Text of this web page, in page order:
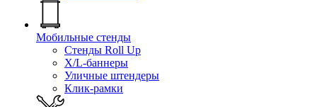
Мобильные стенды
Стенды Roll Up
X/L-баннеры
Уличные штендеры
Клик-рамки